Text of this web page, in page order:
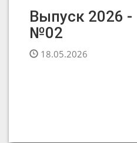
Выпуск 2026 -
№02
18.05.2026